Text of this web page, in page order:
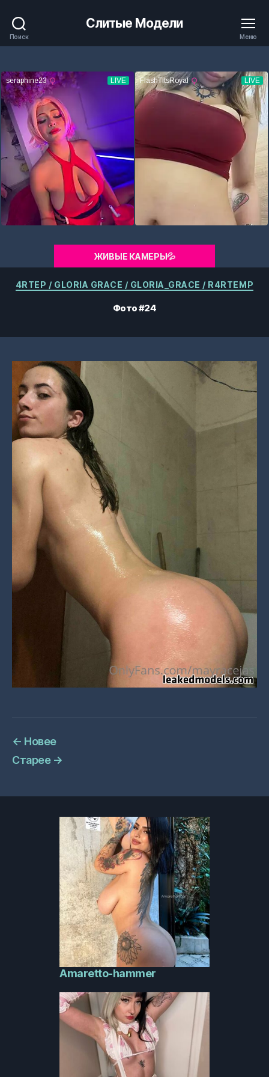
Поиск
Слитые Модели
Меню
ЖИВЫЕ КАМЕРЫ💦
Категории
4RTEP / GLORIA GRACE / GLORIA_GRACE / R4RTEMP
Фото #24
← Новее
Старее →
Amaretto-hammer